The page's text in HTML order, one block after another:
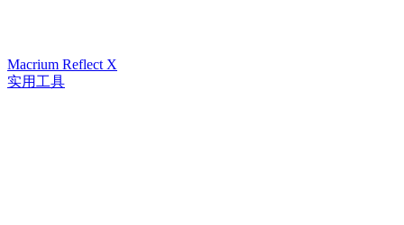
Macrium Reflect X
实用工具